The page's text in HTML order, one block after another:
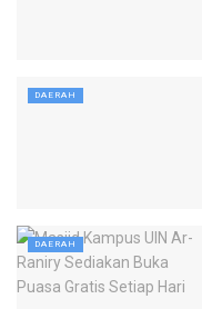
DAERAH
DAERAH